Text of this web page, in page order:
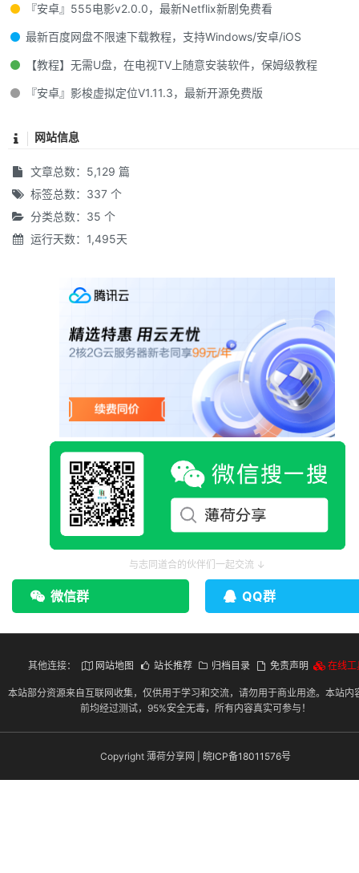
『安卓』555电影v2.0.0，最新Netflix新剧免费看
最新百度网盘不限速下载教程，支持Windows/安卓/iOS
【教程】无需U盘，在电视TV上随意安装软件，保姆级教程
『安卓』影梭虚拟定位V1.11.3，最新开源免费版
网站信息
文章总数：5,129 篇
标签总数：337 个
分类总数：35 个
运行天数：1,495天
与志同道合的伙伴们一起交流 ↓
微信群 QQ群
其他连接： 网站地图 站长推荐 归档目录 免责声明 在线工
本站部分资源来自互联网收集，仅供用于学习和交流，请勿用于商业用途。本站内
前均经过测试，95%安全无毒，所有内容真实可参与！
Copyright 薄荷分享网 | 皖ICP备18011576号